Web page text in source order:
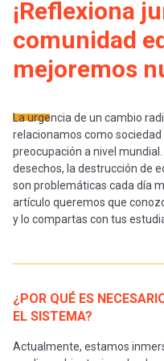
mi
cuenta
Mobile]
Menú
entrar
a
mi
Inicia
sesión
Regístrate
a
¡Reflexiona
comunidad
mejoremos
La urgencia de un cambio
relacionamos como
preocupación a nivel
desechos, la destrucción de
son problemáticas cada día
artículo queremos que
y lo compartas con tus
¿POR QUÉ ES
EL SISTEMA?
Actualmente, estamos